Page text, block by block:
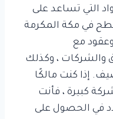
التي تساعد على
في مكة المكرمة
مع
والشركات ، وكذلك
إذا كنت مالكًا
كبيرة ، فأنت
في الحصول على